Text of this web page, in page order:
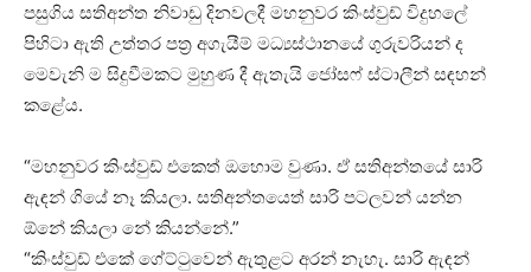
පසුගිය සතිඅන්ත නිවාඩු දිනවලදී මහනුවර කිංස්වුඩ් විදුහලේ
පිහිටා ඇති උත්තර පත්‍ර අගැයීම් මධ්‍යස්ථානයේ ගුරුවරියන් ද
මෙවැනි ම සිදුවීමකට මුහුණ දී ඇතැයි ජෝසෆ් ස්ටාලීන් සඳහන්
කළේය.
“මහනුවර කිංස්වුඩ් එකෙත් ඔහොම වුණා. ඒ සතිඅන්තයේ සාරි
ඇඳන් ගියේ නෑ කියලා. සතිඅන්තයෙත් සාරි පටලවන් යන්න
ඕනේ කියලා නේ කියන්නේ.”
“⁣කිංස්වුඩ් එකේ ගේට්ටුවෙන් ඇතුළට අරන් නැහැ. සාරි ඇඳන්